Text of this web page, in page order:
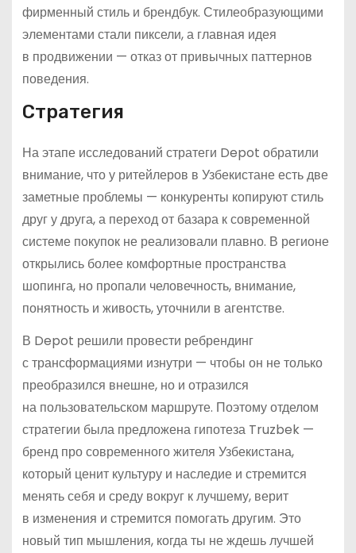
фирменный стиль и брендбук. Стилеобразующими
элементами стали пиксели, а главная идея
в продвижении — отказ от привычных паттернов
поведения.
Стратегия
На этапе исследований стратеги Depot обратили
внимание, что у ритейлеров в Узбекистане есть две
заметные проблемы — конкуренты копируют стиль
друг у друга, а переход от базара к современной
системе покупок не реализовали плавно. В регионе
открылись более комфортные пространства
шопинга, но пропали человечность, внимание,
понятность и живость, уточнили в агентстве.
В Depot решили провести ребрендинг
с трансформациями изнутри — чтобы он не только
преобразился внешне, но и отразился
на пользовательском маршруте. Поэтому отделом
стратегии была предложена гипотеза Truzbek —
бренд про современного жителя Узбекистана,
который ценит культуру и наследие и стремится
менять себя и среду вокруг к лучшему, верит
в изменения и стремится помогать другим. Это
новый тип мышления, когда ты не ждешь лучшей